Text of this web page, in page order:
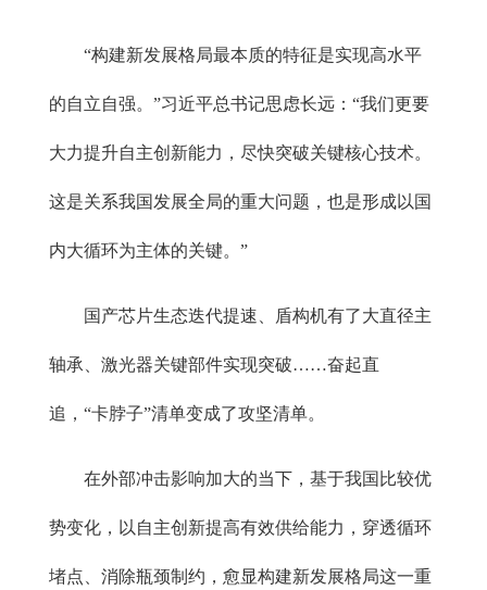
“构建新发展格局最本质的特征是实现高水平
的自立自强。”习近平总书记思虑长远：“我们更要
大力提升自主创新能力，尽快突破关键核心技术。
这是关系我国发展全局的重大问题，也是形成以国
内大循环为主体的关键。”
国产芯片生态迭代提速、盾构机有了大直径主
轴承、激光器关键部件实现突破……奋起直
追，“卡脖子”清单变成了攻坚清单。
在外部冲击影响加大的当下，基于我国比较优
势变化，以自主创新提高有效供给能力，穿透循环
堵点、消除瓶颈制约，愈显构建新发展格局这一重